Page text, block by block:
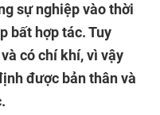
sự nghiệp vào thời
bất hợp tác. Tuy
có chí khí, vì vậy
được bản thân và